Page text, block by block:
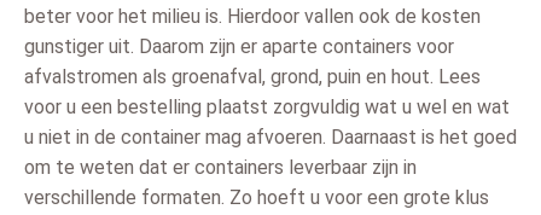
beter voor het milieu is. Hierdoor vallen ook de kosten
gunstiger uit. Daarom zijn er aparte containers voor
afvalstromen als groenafval, grond, puin en hout. Lees
voor u een bestelling plaatst zorgvuldig wat u wel en wat
u niet in de container mag afvoeren. Daarnaast is het goed
om te weten dat er containers leverbaar zijn in
verschillende formaten. Zo hoeft u voor een grote klus